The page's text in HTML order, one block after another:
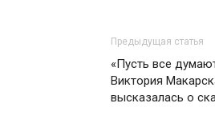
Предыдущая статья
«Пусть все
Виктория
высказалась о